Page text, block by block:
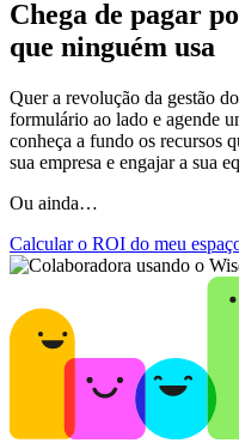
Chega de pagar
que ninguém usa
Quer a revolução da gestão
formulário ao lado e agende
conheça a fundo os recursos
sua empresa e engajar a sua
Ou ainda…
Calcular o ROI do meu